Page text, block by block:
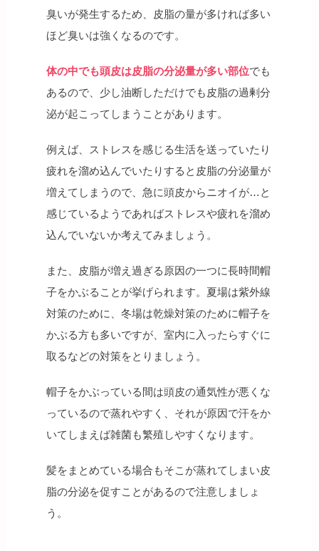
臭いが発生するため、皮脂の量が多ければ多い
ほど臭いは強くなるのです。
体の中でも頭皮は皮脂の分泌量が多い部位でも
あるので、少し油断しただけでも皮脂の過剰分
泌が起こってしまうことがあります。
例えば、ストレスを感じる生活を送っていたり
疲れを溜め込んでいたりすると皮脂の分泌量が
増えてしまうので、急に頭皮からニオイが…と
感じているようであればストレスや疲れを溜め
込んでいないか考えてみましょう。
また、皮脂が増え過ぎる原因の一つに長時間帽
子をかぶることが挙げられます。夏場は紫外線
対策のために、冬場は乾燥対策のために帽子を
かぶる方も多いですが、室内に入ったらすぐに
取るなどの対策をとりましょう。
帽子をかぶっている間は頭皮の通気性が悪くな
っているので蒸れやすく、それが原因で汗をか
いてしまえば雑菌も繁殖しやすくなります。
髪をまとめている場合もそこが蒸れてしまい皮
脂の分泌を促すことがあるので注意しましょ
う。